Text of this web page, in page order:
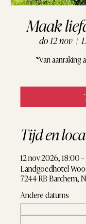
Maak
do 12 nov
  |
“Van aanraking
Tijd en
12 nov 2026, 18:00
Landgoedhotel
7244 RB Barchem,
Andere datums